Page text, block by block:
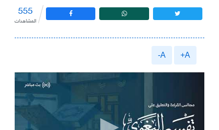
555
المشاهدات
A+
A-